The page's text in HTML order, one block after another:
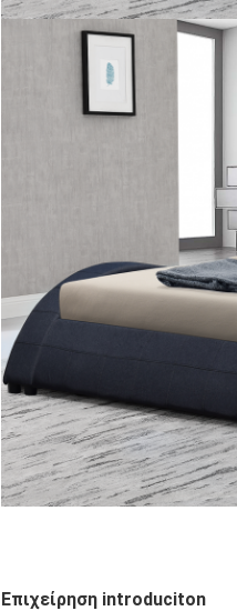
Επιχείρηση introduciton